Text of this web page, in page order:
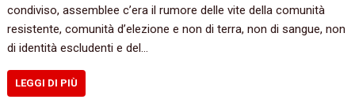
condiviso, assemblee c’era il rumore delle vite della comunità
resistente, comunità d’elezione e non di terra, non di sangue, non
di identità escludenti e del…
LEGGI DI PIÙ